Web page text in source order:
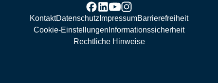
KontaktDatenschutz ImpressumBarrierefreiheit
Cookie-Einstellungen Informationssicherheit
Rechtliche Hinweise